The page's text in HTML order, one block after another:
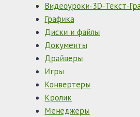
Видеоуроки-3D-Текст-
Графика
Диски и файлы
Документы
Драйверы
Игры
Конвертеры
Кролик
Менеджеры